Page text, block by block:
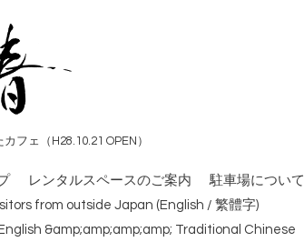
フェ（H28.10.21 OPEN）
レンタルスペースのご案内 駐車場について
from outside Japan (English / 繁體字)
&amp;amp;amp;amp; Traditional Chinese